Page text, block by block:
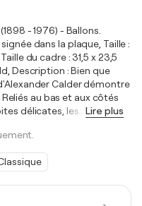
- 1976) - Ballons.
dans la plaque, Taille :
du cadre : 31,5 x 23,5
Description : Bien que
Calder démontre
au bas et aux côtés
délicates, les
Lire plus